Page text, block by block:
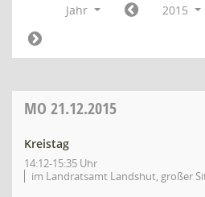
Jahr 2015
MO 21.12.2015
Kreistag
14:12-15:35 Uhr
im Landratsamt Landshut, großer